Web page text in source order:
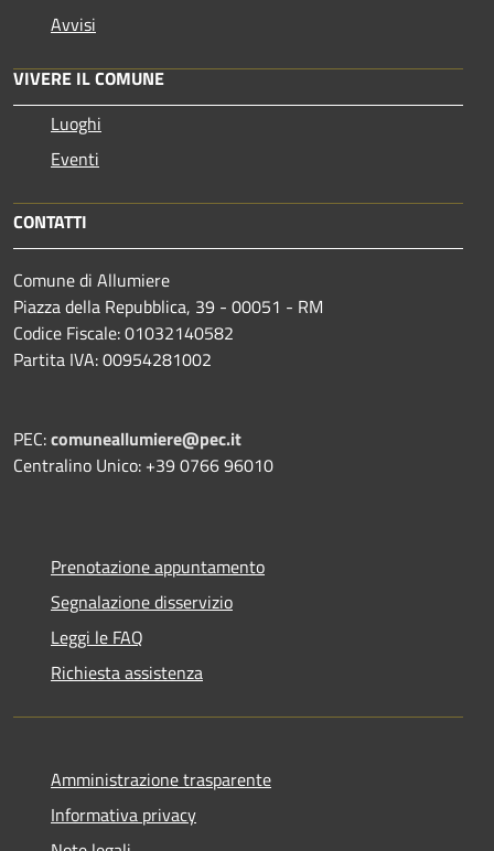
Avvisi
VIVERE IL COMUNE
Luoghi
Eventi
CONTATTI
Comune di Allumiere
Piazza della Repubblica, 39 - 00051 - RM
Codice Fiscale: 01032140582
Partita IVA: 00954281002
PEC:comuneallumiere@pec.it
Centralino Unico: +39 0766 96010
Prenotazione appuntamento
Segnalazione disservizio
Leggi le FAQ
Richiesta assistenza
Amministrazione trasparente
Informativa privacy